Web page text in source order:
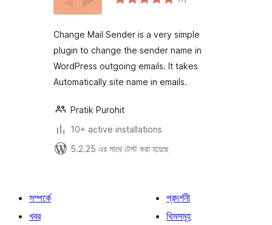
ratings
Change Mail Sender is a very simple
plugin to change the sender name in
WordPress outgoing emails. It takes
Automatically site name in emails.
Pratik Purohit
10+ active installations
5.2.25 এর সাথে টেস্ট করা হয়েছে
সম্পর্কে
খবর
প্রদর্শনী
থিমসমূহ